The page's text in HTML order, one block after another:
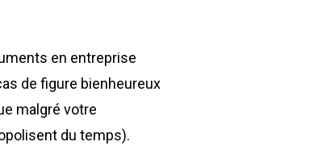
en entreprise
de figure bienheureux
malgré votre
du temps).